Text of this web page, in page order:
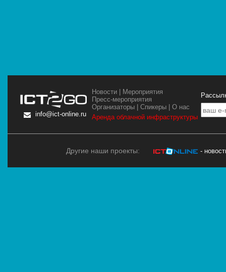
info@ict-online.ru
Новости
Мероприятия
Пресс-мероприятия
Организаторы |Спикеры |О нас
Аренда облачной инфраструктуры
Другие наши проекты: -